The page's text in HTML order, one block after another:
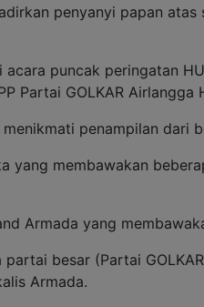
penyanyi papan
puncak peringatan
Partai GOLKAR Airlangga
penampilan dari
yang membawakan
Armada yang
besar (Partai
Armada.